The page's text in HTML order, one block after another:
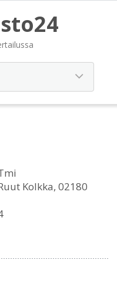
Kolkka, 02180